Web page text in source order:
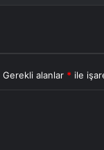
Gerekli alanlar * ile